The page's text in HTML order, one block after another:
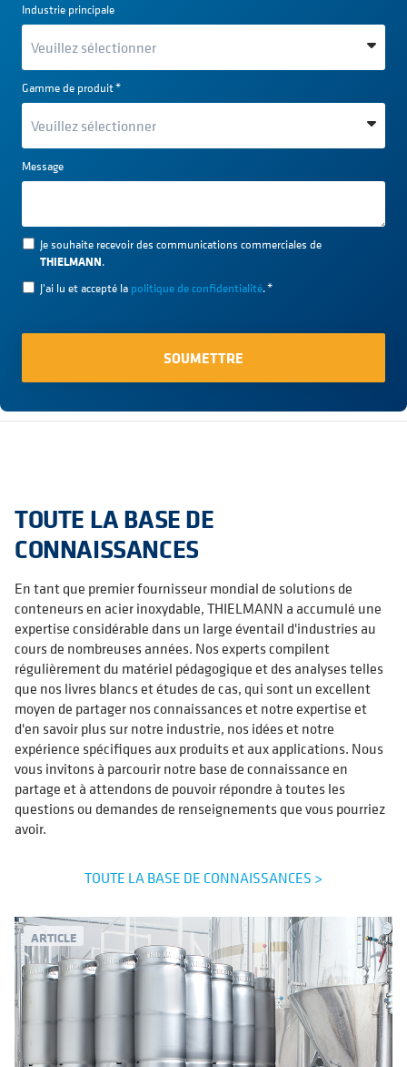
Industrie principale
Gamme de produit*
Message
Je souhaite recevoir des communications commerciales de
THIELMANN.
J'ai lu et accepté la politique de confidentialité.*
TOUTE LA BASE DE
CONNAISSANCES
En tant que premier fournisseur mondial de solutions de
conteneurs en acier inoxydable, THIELMANN a accumulé une
expertise considérable dans un large éventail d'industries au
cours de nombreuses années. Nos experts compilent
régulièrement du matériel pédagogique et des analyses telles
que nos livres blancs et études de cas, qui sont un excellent
moyen de partager nos connaissances et notre expertise et
d'en savoir plus sur notre industrie, nos idées et notre
expérience spécifiques aux produits et aux applications. Nous
vous invitons à parcourir notre base de connaissance en
partage et à attendons de pouvoir répondre à toutes les
questions ou demandes de renseignements que vous pourriez
avoir.
TOUTE LA BASE DE CONNAISSANCES >
ARTICLE